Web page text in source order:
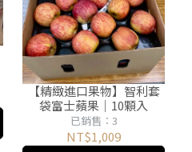
【精緻進口果物】智利套
袋富士蘋果｜10顆入
已銷售：3
NT$1,009